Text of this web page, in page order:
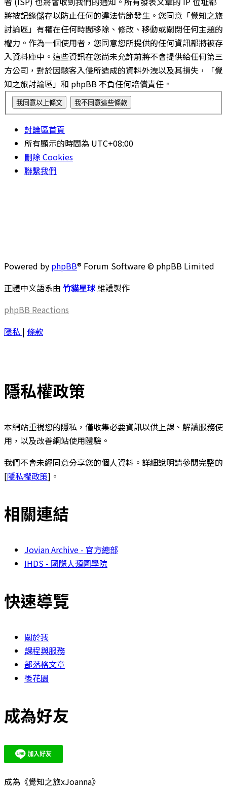
將被記錄儲存以防止任何的違法情節發生。您同意「覺知之旅
討論區」有權在任何時間移除、修改、移動或關閉任何主題的
權力。作為一個使用者，您同意您所提供的任何資訊都將被存
入資料庫中。這些資訊在您尚未允許前將不會提供給任何第三
方公司，對於因駭客入侵所造成的資料外洩以及其損失，「覺
知之旅討論區」和 phpBB 不負任何賠償責任。
討論區首頁
所有顯示的時間為 UTC+08:00
刪除 Cookies
聯繫我們
Powered by phpBB® Forum Software © phpBB Limited
正體中文語系由 竹貓星球維護製作
phpBB Reactions
隱私 | 條款
隱私權政策
本網站重視您的隱私，僅收集必要資訊以供上課、解讀服務使
用，以及改善網站使用體驗。
我們不會未經同意分享您的個人資料。詳細說明請參閱完整的
[隱私權政策]。
相關連結
Jovian Archive - 官方總部
IHDS - 國際人類圖學院
快速導覽
關於我
課程與服務
部落格文章
後花園
成為好友
成為《覺知之旅xJoanna》